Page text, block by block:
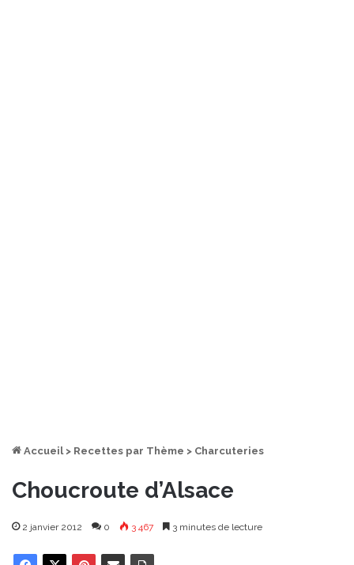
Accueil > Recettes par Thème > Charcuteries
Choucroute d’Alsace
2 janvier 2012 0 3 467 3 minutes de lecture